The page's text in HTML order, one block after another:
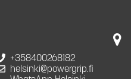
+358400268182
helsinki@powergrip.fi